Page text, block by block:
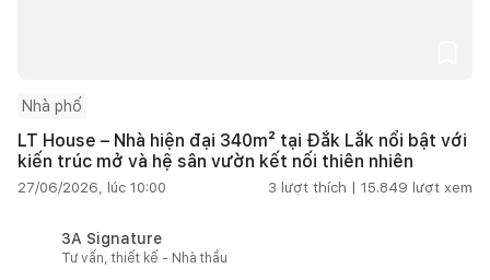
Nhà phố
LT House – Nhà hiện đại 340m² tại Đắk Lắk nổi bật với
kiến trúc mở và hệ sân vườn kết nối thiên nhiên
27/06/2026, lúc 10:00 3 lượt thích | 15.849 lượt xem
3A Signature
Tư vấn, thiết kế - Nhà thầu